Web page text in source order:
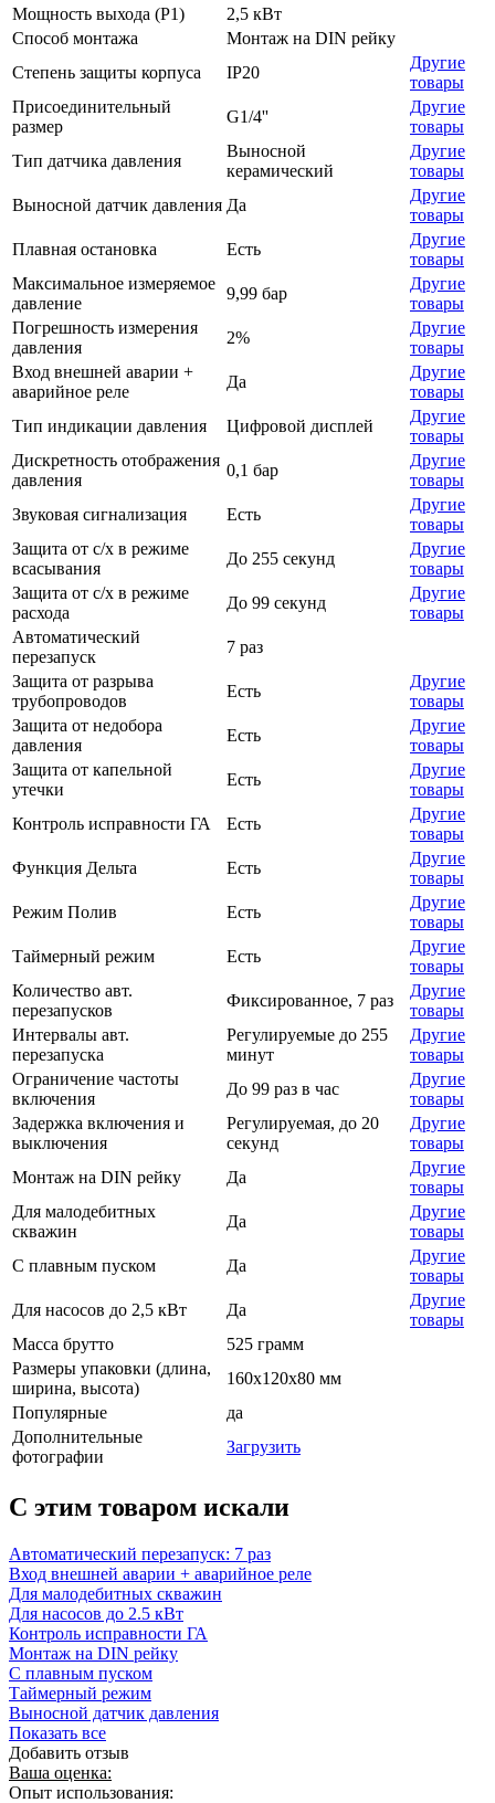
Мощность выхода (P1)
2,5 кВт
Способ монтажа
Монтаж на DIN рейку
Степень защиты корпуса
IP20
Другие
товары
Присоединительный
размер
G1/4''
Другие
товары
Тип датчика давления
Выносной
керамический
Другие
товары
Выносной датчик давления Да
Другие
товары
Плавная остановка
Есть
Другие
товары
Максимальное измеряемое
давление
9,99 бар
Другие
товары
Погрешность измерения
давления
2%
Другие
товары
Вход внешней аварии +
аварийное реле
Да
Другие
товары
Тип индикации давления
Цифровой дисплей
Другие
товары
Дискретность отображения
давления
0,1 бар
Другие
товары
Звуковая сигнализация
Есть
Другие
товары
Защита от с/х в режиме
всасывания
До 255 секунд
Другие
товары
Защита от с/х в режиме
расхода
До 99 секунд
Другие
товары
Автоматический
перезапуск
7 раз
Защита от разрыва
трубопроводов
Есть
Другие
товары
Защита от недобора
давления
Есть
Другие
товары
Защита от капельной
утечки
Есть
Другие
товары
Контроль исправности ГА
Есть
Другие
товары
Функция Дельта
Есть
Другие
товары
Режим Полив
Есть
Другие
товары
Таймерный режим
Есть
Другие
товары
Количество авт.
перезапусков
Фиксированное, 7 раз
Другие
товары
Интервалы авт.
перезапуска
Регулируемые до 255
минут
Другие
товары
Ограничение частоты
включения
До 99 раз в час
Другие
товары
Задержка включения и
выключения
Регулируемая, до 20
секунд
Другие
товары
Монтаж на DIN рейку
Да
Другие
товары
Для малодебитных
скважин
Да
Другие
товары
С плавным пуском
Да
Другие
товары
Для насосов до 2,5 кВт
Да
Другие
товары
Масса брутто
525 грамм
Размеры упаковки (длина,
ширина, высота)
160х120х80 мм
Популярные
да
Дополнительные
фотографии
Загрузить
C этим товаром искали
Автоматический перезапуск: 7 раз
Вход внешней аварии + аварийное реле
Для малодебитных скважин
Для насосов до 2.5 кВт
Контроль исправности ГА
Монтаж на DIN рейку
С плавным пуском
Таймерный режим
Выносной датчик давления
Показать все
Добавить отзыв
Ваша оценка:
Опыт использования: